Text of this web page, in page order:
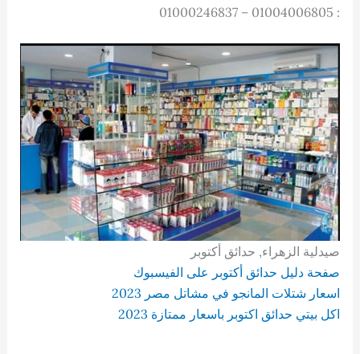
: 01004006805 – 01000246837
صيدلية الزهراء, حدائق أكتوبر
صفحة دليل حدائق أكتوبر على الفيسبوك
اسعار شتلات المانجو في مشاتل مصر 2023
اكل بيتي حدائق اكتوبر باسعار ممتازة 2023